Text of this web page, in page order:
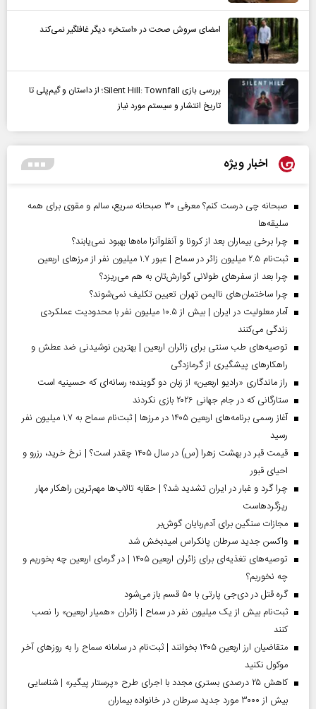
امضای سروش صحت در «استخر» دیگر غافلگیر نمی‌کند
بررسی بازی Silent Hill: Townfall؛ از داستان و گیم‌پلی تا
تاریخ انتشار و سیستم مورد نیاز
اخبار ویژه
صبحانه چی درست کنم؟ معرفی ۳۰ صبحانه سریع، سالم و مقوی برای همه
سلیقه‌ها
چرا برخی بیماران بعد از کرونا و آنفلوآنزا ماه‌ها بهبود نمی‌یابند؟
ثبت‌نام ۲.۵ میلیون زائر در سماح | عبور ۱.۷ میلیون نفر از مرز‌های اربعین
چرا بعد از سفرهای طولانی گوارش‌تان به هم می‌ریزد؟
چرا ساختمان‌های ناایمن تهران تعیین تکلیف نمی‌شوند؟
آمار معلولیت در ایران | بیش از ۱۰.۵ میلیون نفر با محدودیت عملکردی
زندگی می‌کنند
توصیه‌های طب سنتی برای زائران اربعین | بهترین نوشیدنی ضد عطش و
راهکارهای پیشگیری از گرمازدگی
راز ماندگاری «رادیو اربعین» از زبان دو گوینده؛ رسانه‌ای که حسینیه است
ستارگانی که در جام جهانی ۲۰۲۶ بازی نکردند
آغاز رسمی برنامه‌های اربعین ۱۴۰۵ در مرز‌ها | ثبت‌نام سماح به ۱.۷ میلیون نفر
رسید
قیمت قبر در بهشت زهرا (س) در سال ۱۴۰۵ چقدر است؟ | نرخ خرید، رزرو و
احیای قبور
چرا گرد و غبار در ایران تشدید شد؟ | حقابه تالاب‌ها مهم‌ترین راهکار مهار
ریزگردهاست
مجازات سنگین برای آدم‌ربایان گوش‌بر
واکسن جدید سرطان پانکراس امیدبخش شد
توصیه‌های تغذیه‌ای برای زائران اربعین ۱۴۰۵ | در گرمای اربعین چه بخوریم و
چه نخوریم؟
گره قتل در دی‌جی پارتی با ۵۰ قسم باز می‌شود
ثبت‌نام بیش از یک میلیون نفر در سماح | زائران «همیار اربعین» را نصب
کنند
متقاضیان ارز اربعین ۱۴۰۵ بخوانند | ثبت‌نام در سامانه سماح را به روز‌های آخر
موکول نکنید
کاهش ۲۵ درصدی بستری مجدد با اجرای طرح «پرستار پیگیر» | شناسایی
بیش از ۳۰۰۰ مورد جدید سرطان در خانواده بیماران